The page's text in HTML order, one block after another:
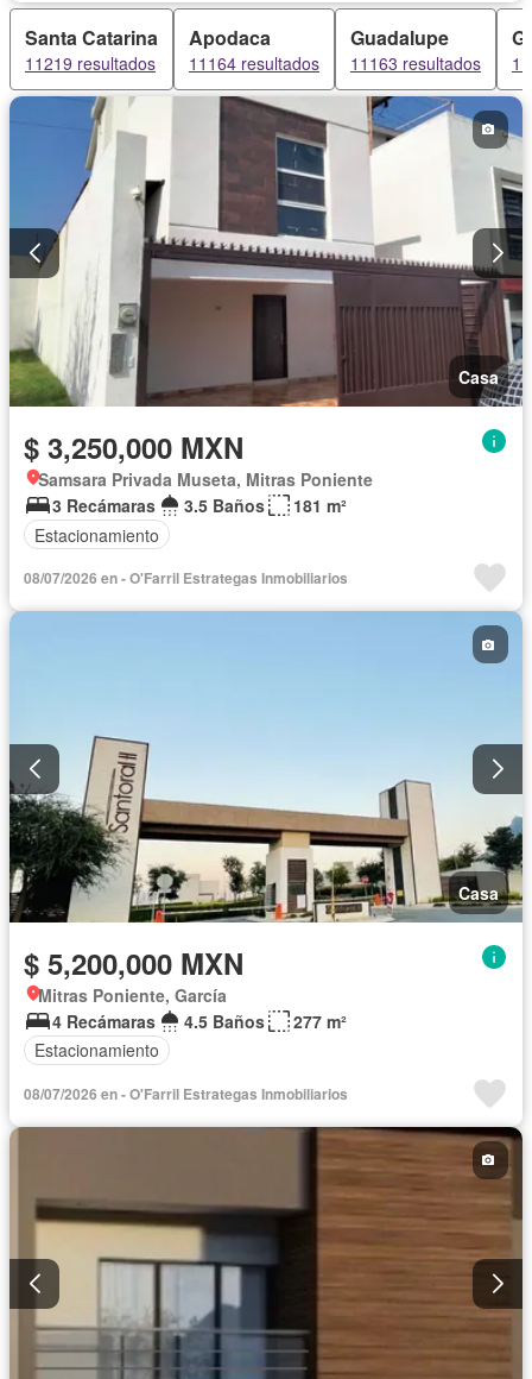
Santa Catarina
11219 resultados
Apodaca
11164 resultados
Guadalupe
11163 resultados
Casa
$ 3,250,000 MXN
Samsara Privada Museta, Mitras Poniente
3 Recámaras
3.5 Baños
181 m²
Estacionamiento
08/07/2026 en - O'Farril Estrategas Inmobiliarios
Casa
$ 5,200,000 MXN
Mitras Poniente, García
4 Recámaras
4.5 Baños
277 m²
Estacionamiento
08/07/2026 en - O'Farril Estrategas Inmobiliarios